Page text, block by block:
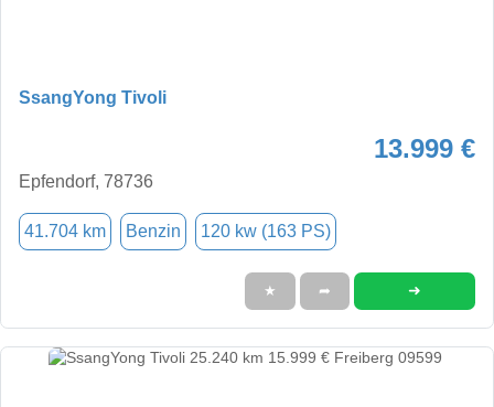
SsangYong Tivoli
13.999 €
Epfendorf, 78736
41.704 km Benzin 120 kw (163 PS)
★ ➦ ➜